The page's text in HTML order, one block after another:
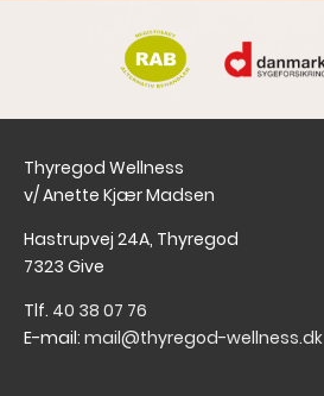
Thyregod Wellness
v/ Anette Kjær Madsen
Hastrupvej 24A, Thyregod
7323 Give
Tlf. 40 38 07 76
E-mail: mail@thyregod-wellness.dk